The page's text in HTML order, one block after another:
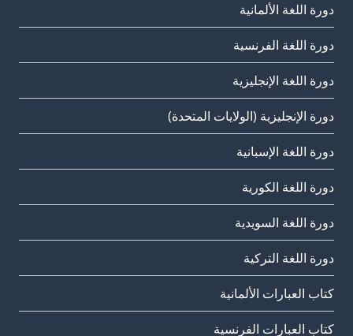
دورة اللغة الألمانية
دورة اللغة الفرنسية
دورة اللغة الإنجليزية
دورة الإنجليزية (الولايات المتحدة)
دورة اللغة الإسبانية
دورة اللغة الكورية
دورة اللغة السويدية
دورة اللغة التركية
كتاب العبارات الألمانية
كتاب العبارات الفرنسية